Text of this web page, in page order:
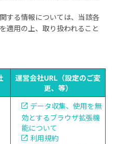
する情報については、当該各
適用の上、取り扱われること
運営会社URL（設定のご変
更、等）
データ収集、使用を無
効とするブラウザ拡張機
能について
利用規約